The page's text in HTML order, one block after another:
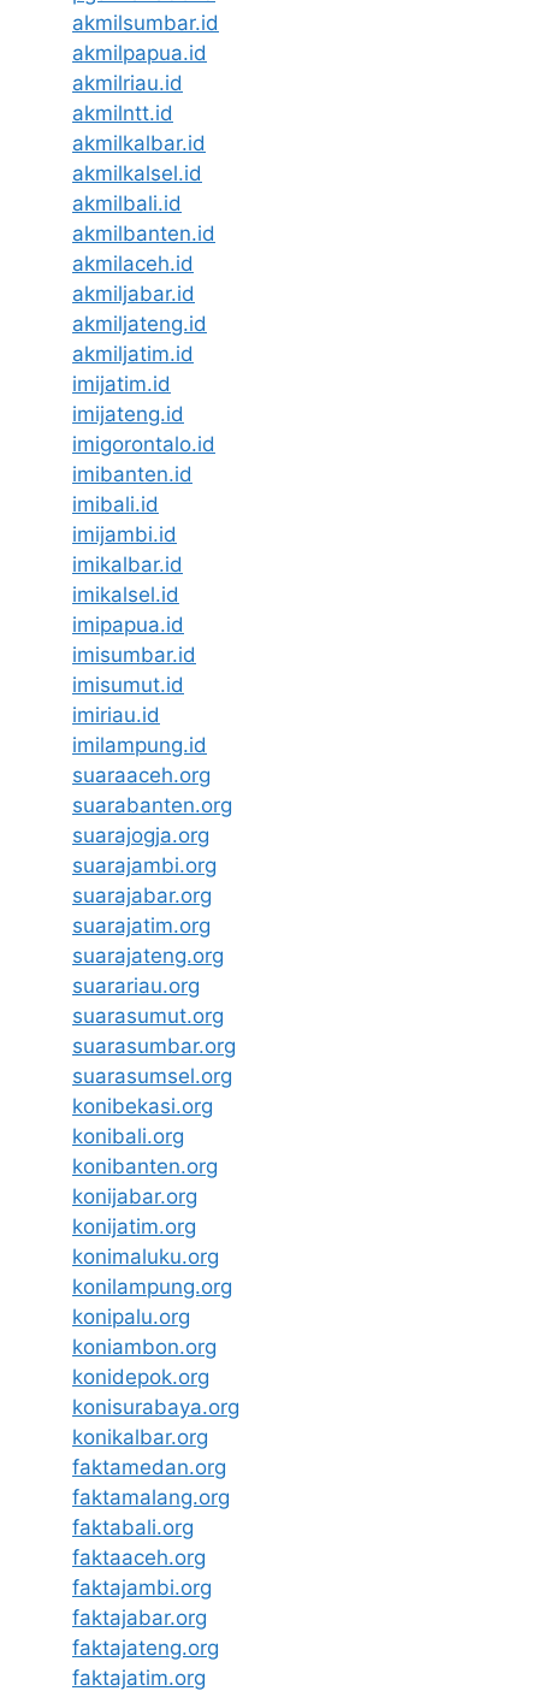
akmilsumbar.id
akmilpapua.id
akmilriau.id
akmilntt.id
akmilkalbar.id
akmilkalsel.id
akmilbali.id
akmilbanten.id
akmilaceh.id
akmiljabar.id
akmiljateng.id
akmiljatim.id
imijatim.id
imijateng.id
imigorontalo.id
imibanten.id
imibali.id
imijambi.id
imikalbar.id
imikalsel.id
imipapua.id
imisumbar.id
imisumut.id
imiriau.id
imilampung.id
suaraaceh.org
suarabanten.org
suarajogja.org
suarajambi.org
suarajabar.org
suarajatim.org
suarajateng.org
suarariau.org
suarasumut.org
suarasumbar.org
suarasumsel.org
konibekasi.org
konibali.org
konibanten.org
konijabar.org
konijatim.org
konimaluku.org
konilampung.org
konipalu.org
koniambon.org
konidepok.org
konisurabaya.org
konikalbar.org
faktamedan.org
faktamalang.org
faktabali.org
faktaaceh.org
faktajambi.org
faktajabar.org
faktajateng.org
faktajatim.org